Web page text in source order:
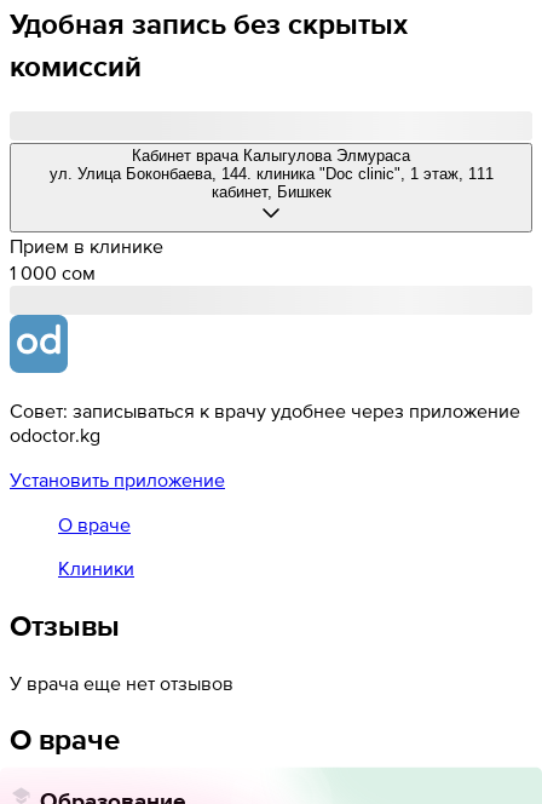
Удобная запись без скрытых
комиссий
Кабинет врача Калыгулова Элмураса
ул. Улица Боконбаева, 144. клиника "Doc clinic", 1 этаж, 111
кабинет, Бишкек
Прием в клинике
1 000 cом
Совет: записываться к врачу удобнее через приложение
odoctor.kg
Установить приложение
О враче
Клиники
Отзывы
У врача еще нет отзывов
О враче